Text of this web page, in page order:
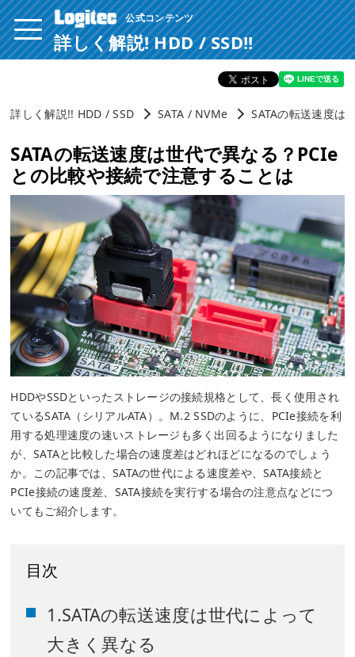
公式コンテンツ
詳しく解説! HDD / SSD!!
詳しく解説!! HDD / SSD SATA / NVMe SATAの転送速度は
SATAの転送速度は世代で異なる？PCIe
との比較や接続で注意することは
HDDやSSDといったストレージの接続規格として、長く使用され
ているSATA（シリアルATA）。M.2 SSDのように、PCIe接続を利
用する処理速度の速いストレージも多く出回るようになりました
が、SATAと比較した場合の速度差はどれほどになるのでしょう
か。この記事では、SATAの世代による速度差や、SATA接続と
PCIe接続の速度差、SATA接続を実行する場合の注意点などにつ
いてもご紹介します。
目次
1.SATAの転送速度は世代によって
大きく異なる